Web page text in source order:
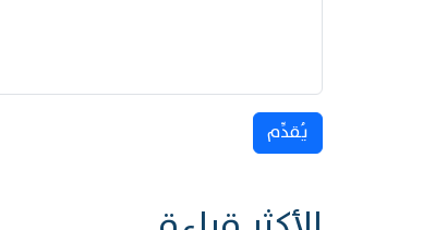
يُقدِّم